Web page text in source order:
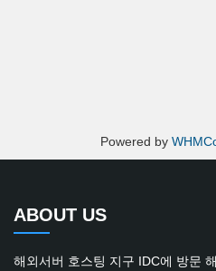
Powered by
ABOUT US
해외서버 호스팅 지구 IDC에 방문